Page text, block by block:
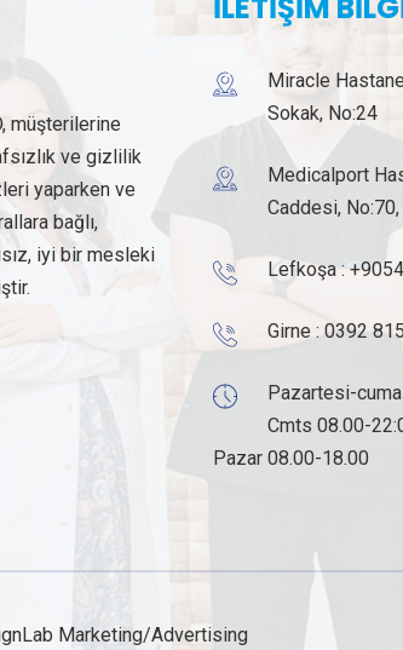
müşterilerine
ve gizlilik
yaparken ve
bağlı,
iyi bir mesleki
Miracle
Sokak, No:24
Medicalport
Caddesi, No:70,
Lefkoşa :
Girne : 0392
Pazartesi-
Cmts 08.00-
Pazar 08.00-18.00
Marketing/Advertising